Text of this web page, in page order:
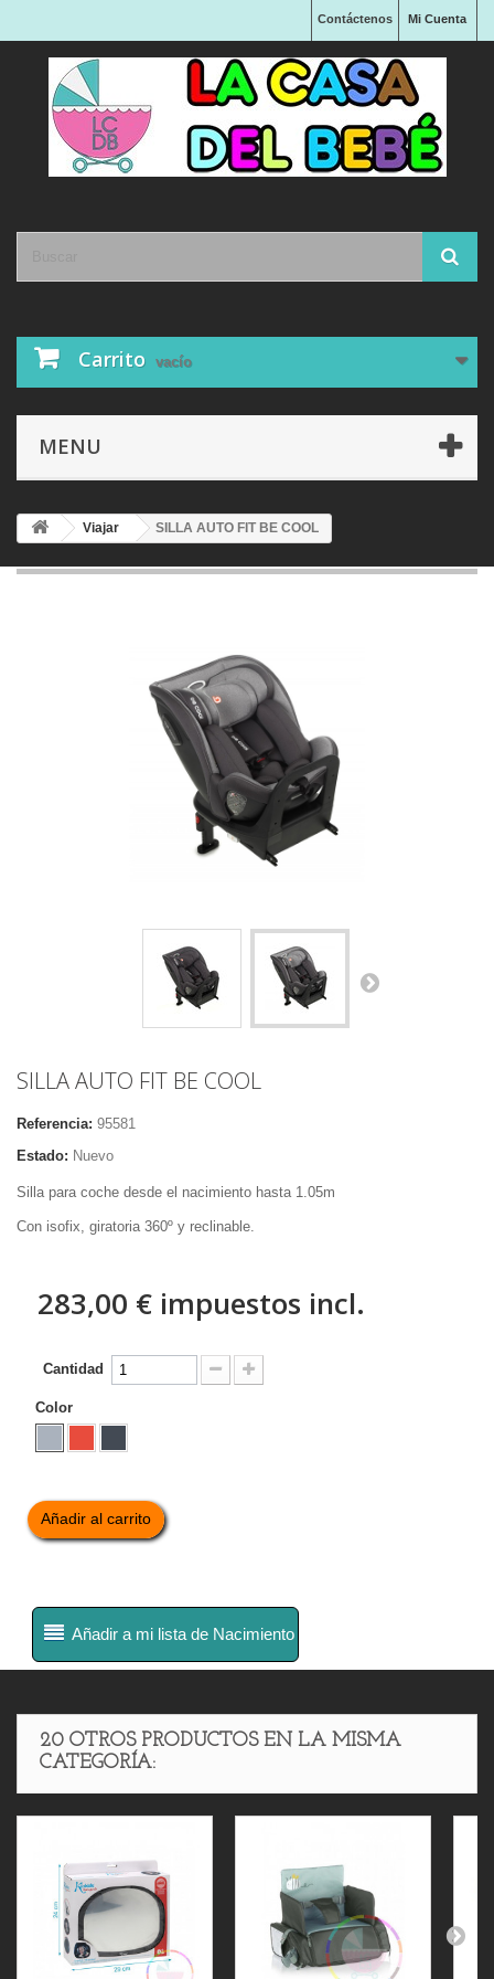
Mi Cuenta
Contáctenos
Carrito vacío
MENU
Viajar SILLA AUTO FIT BE COOL
SILLA AUTO FIT BE COOL
Referencia: 95581
Estado: Nuevo
Silla para coche desde el nacimiento hasta 1.05m
Con isofix, giratoria 360º y reclinable.
283,00 € impuestos incl.
Cantidad
Color
Añadir al carrito
Añadir a mi lista de Nacimiento
20 OTROS PRODUCTOS EN LA MISMA
CATEGORÍA: